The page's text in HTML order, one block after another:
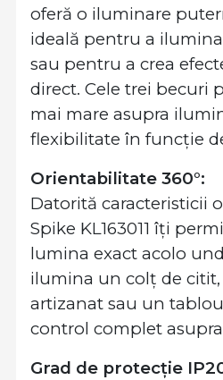
oferă o iluminare
ideală pentru a
sau pentru a crea
direct. Cele trei becuri
mai mare asupra
flexibilitate în funcție
Orientabilitate 360°:
Datorită caracteristicii
Spike KL163011 îți
lumina exact acolo
ilumina un colț de citit,
artizanat sau un
control complet
Grad de protecție